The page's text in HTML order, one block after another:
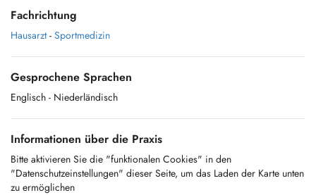
Fachrichtung
Hausarzt - Sportmedizin
Gesprochene Sprachen
Englisch - Niederländisch
Informationen über die Praxis
Bitte aktivieren Sie die "funktionalen Cookies" in den
"Datenschutzeinstellungen" dieser Seite, um das Laden der Karte unten
zu ermöglichen